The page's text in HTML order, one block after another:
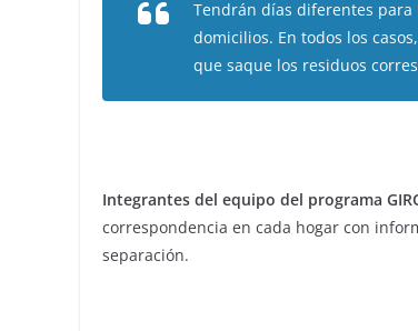
Tendrán días diferentes para
domicilios. En todos los
que saque los residuos
Integrantes del equipo del programa
correspondencia en cada hogar con
separación.